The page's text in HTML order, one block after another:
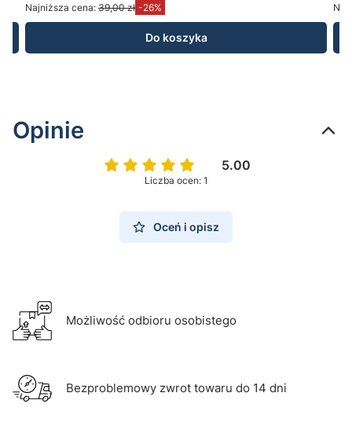
Najniższa cena: 39,00 zł -26%
Do koszyka
Opinie
5.00
Liczba ocen: 1
Oceń i opisz
Możliwość odbioru osobistego
Bezproblemowy zwrot towaru do 14 dni